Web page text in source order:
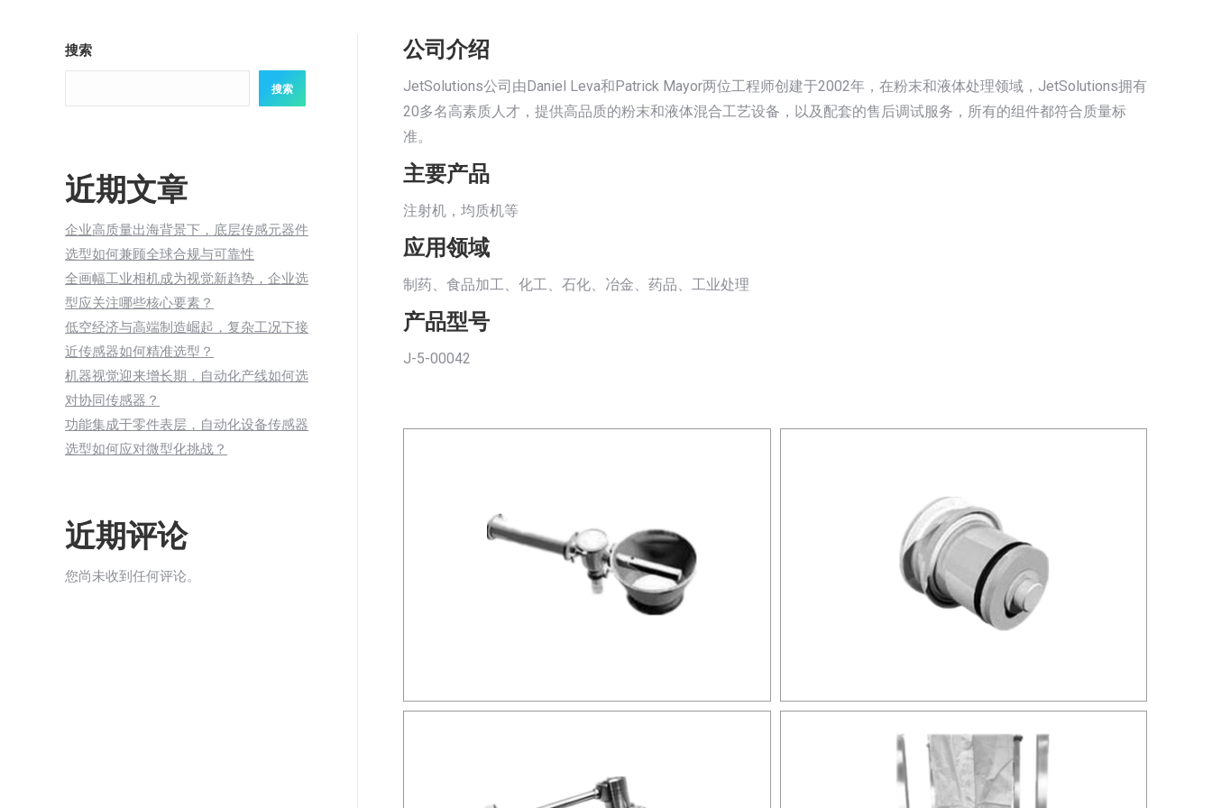
公司介绍
JetSolutions公司由Daniel Leva和Patrick Mayor两位工程师创建于2002年，在粉末和液体处理领域，JetSolutions拥有
20多名高素质人才，提供高品质的粉末和液体混合工艺设备，以及配套的售后调试服务，所有的组件都符合质量标
准。
主要产品
注射机，均质机等
应用领域
制药、食品加工、化工、石化、冶金、药品、工业处理
产品型号
J-5-00042
搜索
搜索
近期文章
企业高质量出海背景下，底层传感元器件
选型如何兼顾全球合规与可靠性
全画幅工业相机成为视觉新趋势，企业选
型应关注哪些核心要素？
低空经济与高端制造崛起，复杂工况下接
近传感器如何精准选型？
机器视觉迎来增长期，自动化产线如何选
对协同传感器？
功能集成于零件表层，自动化设备传感器
选型如何应对微型化挑战？
近期评论
您尚未收到任何评论。